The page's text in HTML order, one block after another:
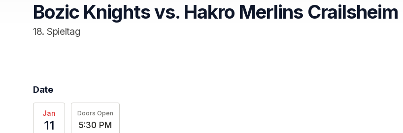
Bozic Knights vs. Hakro Merlins Crailsheim
18. Spieltag
Date
Jan
11
Doors Open
5:30 PM